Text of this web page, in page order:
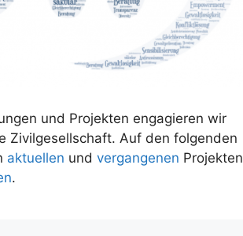
und Projekten engagieren wir
Zivilgesellschaft. Auf den folgenden
aktuellen und vergangenen Projekten
.